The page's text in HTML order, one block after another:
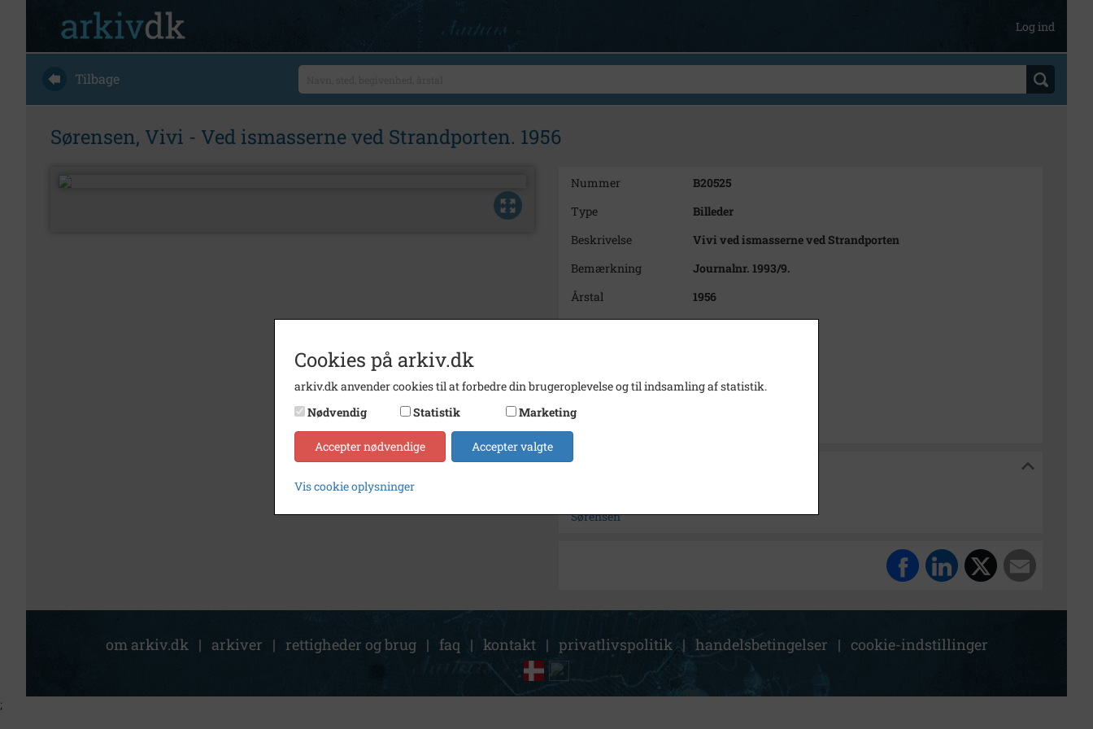
Log ind
Tilbage
Sørensen, Vivi - Ved ismasserne ved Strandporten. 1956
Nummer
B20525
Type
Billeder
Beskrivelse
Vivi ved ismasserne ved Strandporten
Bemærkning
Journalnr. 1993/9.
Årstal
1956
Dateringsnote
Febr.1956
Arkiv
Holbæk Stadsarkiv
Søg videre i Holbæk Stadsarkiv
Sørensen
om arkiv.dk | arkiver | rettigheder og brug | faq | kontakt | privatlivspolitik | handelsbetingelser | cookie-indstillinger
Cookies på arkiv.dk
arkiv.dk anvender cookies til at forbedre din brugeroplevelse og til indsamling af statistik.
Nødvendig
Statistik Marketing
Accepter nødvendige Accepter valgte
Vis cookie oplysninger
;